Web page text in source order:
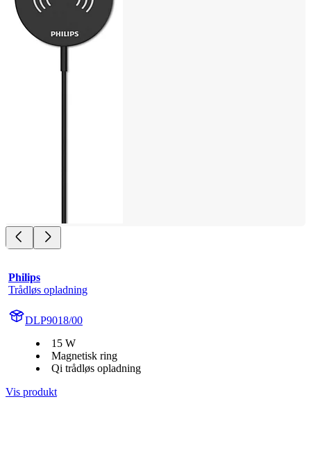
Philips
Trådløs opladning
DLP9018/00
15 W
Magnetisk ring
Qi trådløs opladning
Vis produkt